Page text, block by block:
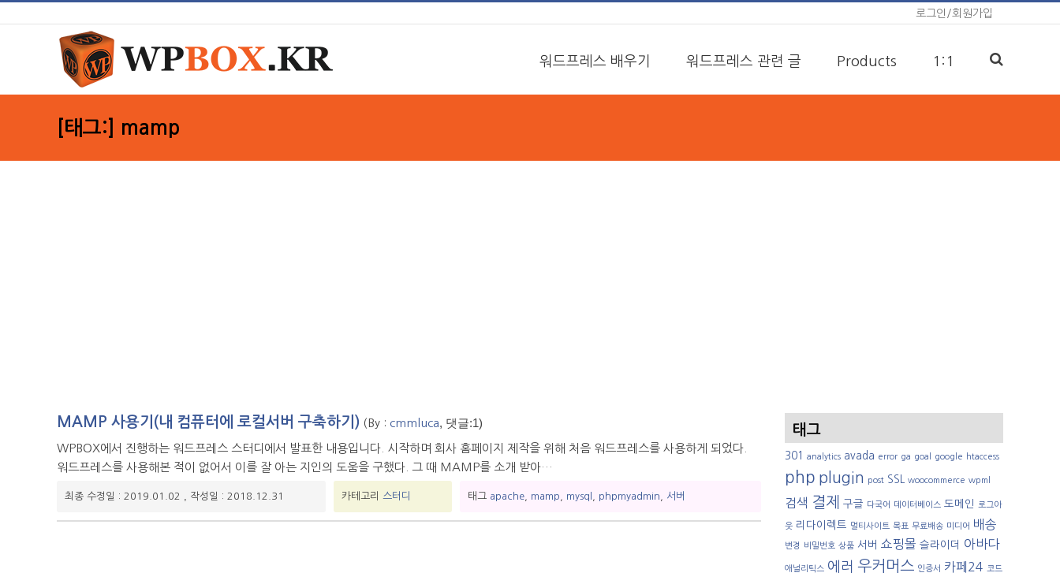
to
로그인/회원가입
워드프레스 배우기 워드프레스 관련 글 Products 1:1
[태그:] mamp
MAMP 사용기(내 컴퓨터에 로컬서버 구축하기) (By : cmmluca, 댓글:1)
WPBOX에서 진행하는 워드프레스 스터디에서 발표한 내용입니다. 시작하며 회사 홈페이지 제작을 위해 처음 워드프레스를 사용하게 되었다.
워드프레스를 사용해본 적이 없어서 이를 잘 아는 지인의 도움을 구했다. 그 때 MAMP를 소개 받아…
최종 수정일 : 2019.01.02 , 작성일 : 2018.12.31 카테고리 스터디 태그 apache mamp mysql phpmyadmin 서버
태그
301 analytics avada error ga goal google htaccess
php plugin post SSL woocommerce wpml
검색 결제 구글 다국어 데이터베이스 도메인 로그아
웃 리다이렉트 멀티사이트 목표 무료배송 미디어 배송
변경 비밀번호 상품 서버 쇼핑몰 슬라이더 아바다
애널리틱스 에러 우커머스 인증서 카페24 코드